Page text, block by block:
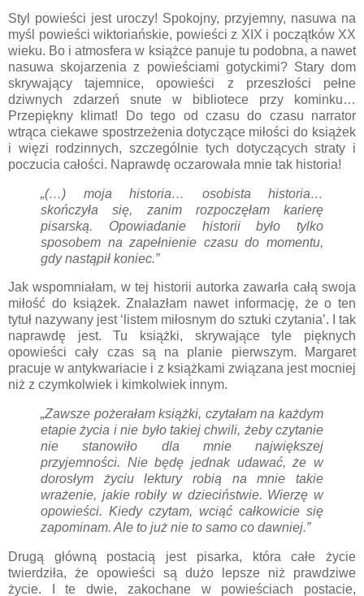
Styl powieści jest uroczy! Spokojny, przyjemny, nasuwa na
myśl powieści wiktoriańskie, powieści z XIX i początków XX
wieku. Bo i atmosfera w książce panuje tu podobna, a nawet
nasuwa skojarzenia z powieściami gotyckimi? Stary dom
skrywający tajemnice, opowieści z przeszłości pełne
dziwnych zdarzeń snute w bibliotece przy kominku…
Przepiękny klimat! Do tego od czasu do czasu narrator
wtrąca ciekawe spostrzeżenia dotyczące miłości do książek
i więzi rodzinnych, szczególnie tych dotyczących straty i
poczucia całości. Naprawdę oczarowała mnie tak historia!
„(…) moja historia… osobista historia…
skończyła się, zanim rozpoczęłam karierę
pisarską. Opowiadanie historii było tylko
sposobem na zapełnienie czasu do momentu,
gdy nastąpił koniec.”
Jak wspomniałam, w tej historii autorka zawarła całą swoja
miłość do książek. Znalazłam nawet informację, że o ten
tytuł nazywany jest ‘listem miłosnym do sztuki czytania’. I tak
naprawdę jest. Tu książki, skrywające tyle pięknych
opowieści cały czas są na planie pierwszym. Margaret
pracuje w antykwariacie i z książkami związana jest mocniej
niż z czymkolwiek i kimkolwiek innym.
„Zawsze pożerałam książki, czytałam na każdym
etapie życia i nie było takiej chwili, żeby czytanie
nie stanowiło dla mnie największej
przyjemności. Nie będę jednak udawać, że w
dorosłym życiu lektury robią na mnie takie
wrażenie, jakie robiły w dzieciństwie. Wierzę w
opowieści. Kiedy czytam, wciąć całkowicie się
zapominam. Ale to już nie to samo co dawniej.”
Drugą główną postacią jest pisarka, która całe życie
twierdziła, że opowieści są dużo lepsze niż prawdziwe
życie. I te dwie, zakochane w powieściach postacie,